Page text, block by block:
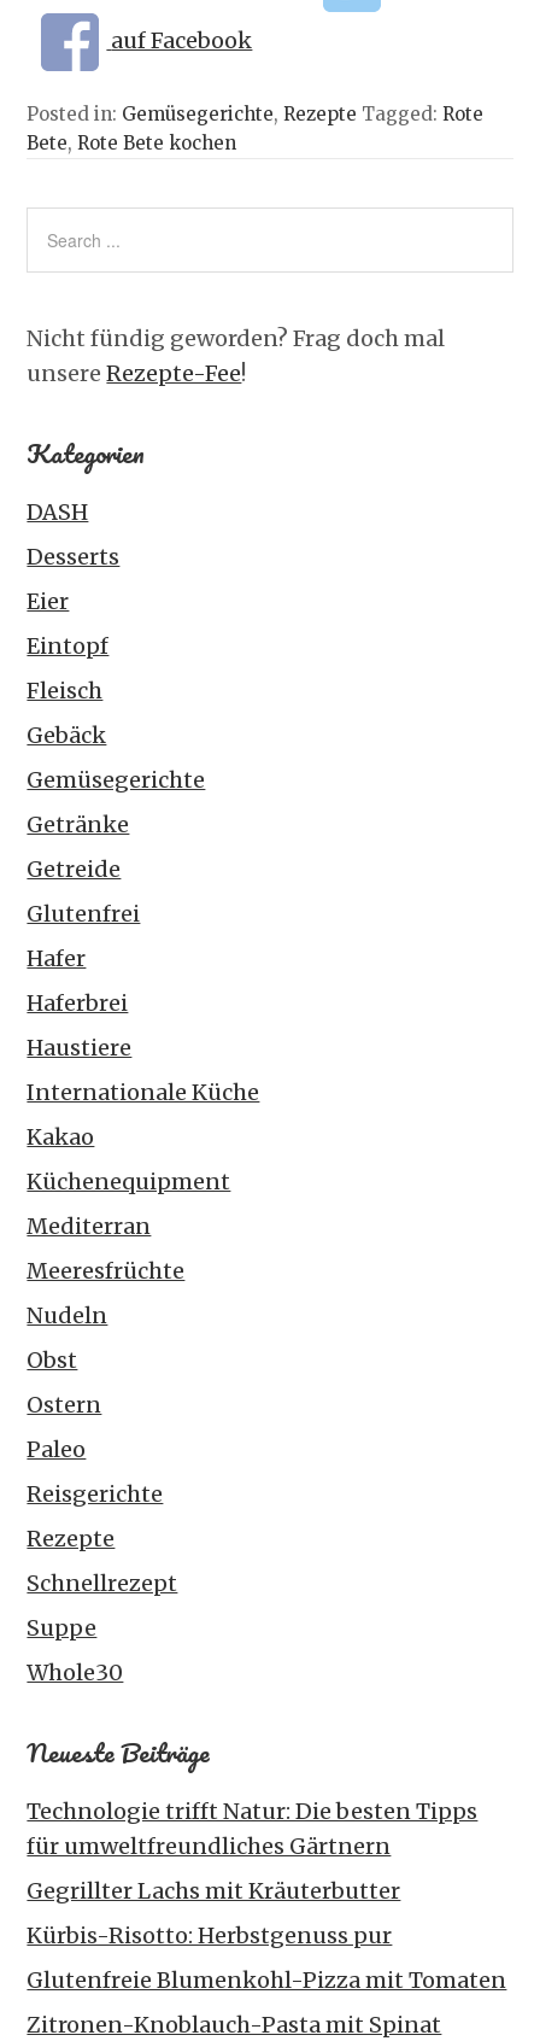
auf Facebook
Posted in: Gemüsegerichte,Rezepte Tagged:Rote
Bete,Rote Bete kochen
Nicht fündig geworden? Frag doch mal
unsereRezepte-Fee!
Kategorien
DASH
Desserts
Eier
Eintopf
Fleisch
Gebäck
Gemüsegerichte
Getränke
Getreide
Glutenfrei
Hafer
Haferbrei
Haustiere
Internationale Küche
Kakao
Küchenequipment
Mediterran
Meeresfrüchte
Nudeln
Obst
Ostern
Paleo
Reisgerichte
Rezepte
Schnellrezept
Suppe
Whole30
Neueste Beiträge
Technologie trifft Natur: Die besten Tipps
für umweltfreundliches Gärtnern
Gegrillter Lachs mit Kräuterbutter
Kürbis-Risotto: Herbstgenuss pur
Glutenfreie Blumenkohl-Pizza mit Tomaten
Zitronen-Knoblauch-Pasta mit Spinat